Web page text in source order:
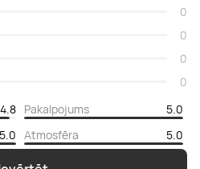
0
0
0
0
4.8 Pakalpojums
5.0
5.0 Atmosfēra 5.0